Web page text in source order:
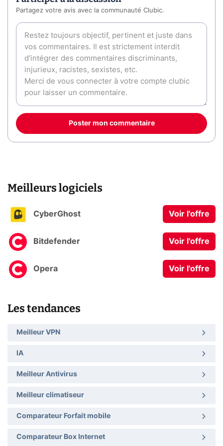
Partagez votre avis avec la communauté Clubic.
Poster mon commentaire
Meilleurs logiciels
CyberGhost Voir l'offre
Bitdefender Voir l'offre
Opera Voir l'offre
Les tendances
Meilleur VPN
IA
Meilleur Antivirus
Meilleur climatiseur
Comparateur Forfait mobile
Comparateur Box Internet